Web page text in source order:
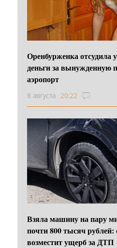
Оренбурженка отсудила
деньги за вынужденную
аэропорт
8 августа 20:22
Взяла машину на пару
почти 800 тысяч рублей:
возместит ущерб за ДТП